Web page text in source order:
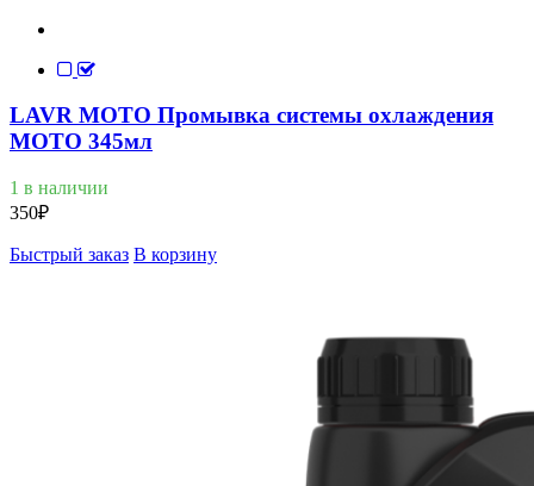
LAVR MOTO Промывка системы охлаждения
MOTO 345мл
1 в наличии
350₽
Быстрый заказ В корзину